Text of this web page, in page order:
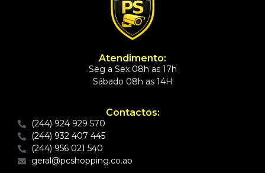
Atendimento:
Seg a Sex 08h as 17h
Sábado 08h as 14H
Contactos:
(244) 924 929 570
(244) 932 407 445
(244) 956 021 540
geral@pcshopping.co.ao